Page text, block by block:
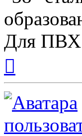
Для ПВХ
началу